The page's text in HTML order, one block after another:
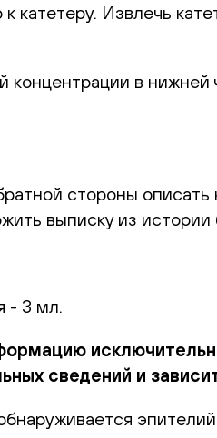
Извлечь
в нижней
стороны описать
выписку из истории
- 3 мл.
сведений и